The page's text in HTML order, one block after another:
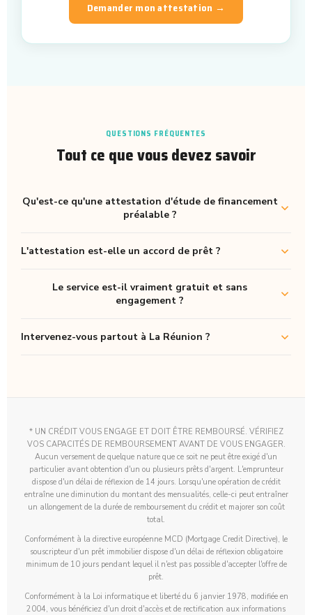
Demander mon attestation →
QUESTIONS FRÉQUENTES
Tout ce que vous devez savoir
Qu'est-ce qu'une attestation d'étude de financement
préalable ?
L'attestation est-elle un accord de prêt ?
Le service est-il vraiment gratuit et sans
engagement ?
Intervenez-vous partout à La Réunion ?
* UN CRÉDIT VOUS ENGAGE ET DOIT ÊTRE REMBOURSÉ. VÉRIFIEZ
VOS CAPACITÉS DE REMBOURSEMENT AVANT DE VOUS ENGAGER.
Aucun versement de quelque nature que ce soit ne peut être exigé d'un
particulier avant obtention d'un ou plusieurs prêts d'argent. L'emprunteur
dispose d'un délai de réflexion de 14 jours. Lorsqu'une opération de crédit
entraîne une diminution du montant des mensualités, celle-ci peut entraîner
un allongement de la durée de remboursement du crédit et majorer son coût
total.
Conformément à la directive européenne MCD (Mortgage Credit Directive), le
souscripteur d'un prêt immobilier dispose d'un délai de réflexion obligatoire
minimum de 10 jours pendant lequel il n'est pas possible d'accepter l'offre de
prêt.
Conformément à la Loi informatique et liberté du 6 janvier 1978, modifiée en
2004, vous bénéficiez d'un droit d'accès et de rectification aux informations